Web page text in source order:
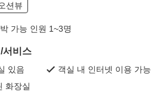
션뷰
가능 인원 1~3명
서비스
있음
객실 내 인터넷 이용 가능
화장실